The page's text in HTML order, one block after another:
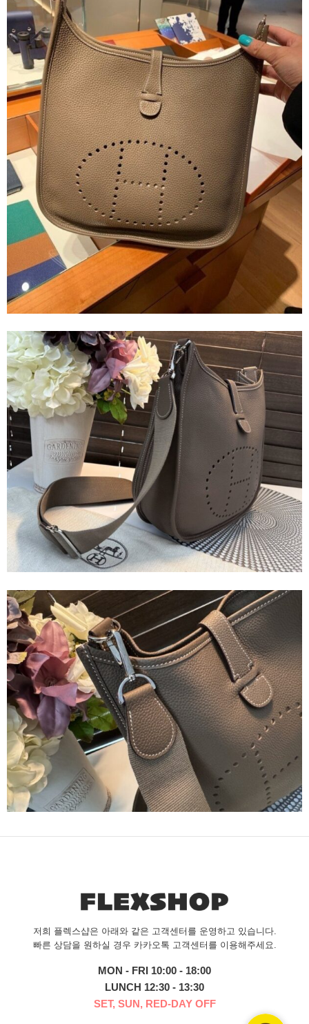
저희 플렉스샵은 아래와 같은 고객센터를 운영하고 있습니다.
빠른 상담을 원하실 경우 카카오톡 고객센터를 이용해주세요.
MON - FRI 10:00 - 18:00
LUNCH 12:30 - 13:30
SET, SUN, RED-DAY OFF